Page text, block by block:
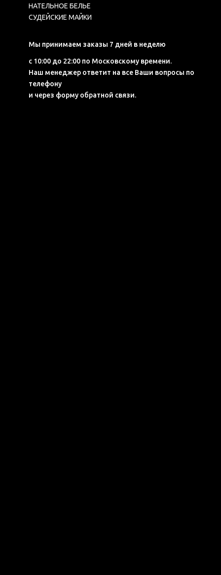
НАТЕЛЬНОЕ БЕЛЬЕ
СУДЕЙСКИЕ МАЙКИ
Мы принимаем заказы 7 дней в неделю
с 10:00 до 22:00 по Московскому времени.
Наш менеджер ответит на все Ваши вопросы по
телефону
и через форму обратной связи.